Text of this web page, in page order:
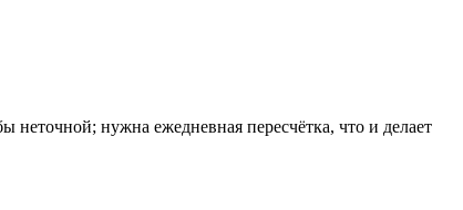
неточной; нужна ежедневная пересчётка, что и делает